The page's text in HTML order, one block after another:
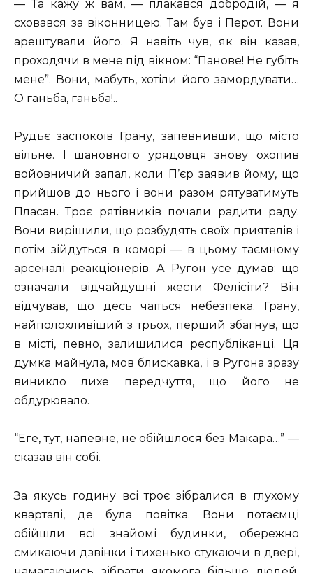
— Та кажу ж вам, — плакався добродій, — я
сховався за віконницею. Там був і Перот. Вони
арештували його. Я навіть чув, як він казав,
проходячи в мене під вікном: “Панове! Не губіть
мене”. Вони, мабуть, хотіли його замордувати…
О ганьба, ганьба!..
Рудьє заспокоїв Грану, запевнивши, що місто
вільне. І шановного урядовця знову охопив
войовничий запал, коли П’єр заявив йому, що
прийшов до нього і вони разом рятуватимуть
Пласан. Троє рятівників почали радити раду.
Вони вирішили, що розбудять своїх приятелів і
потім зійдуться в коморі — в цьому таємному
арсеналі реакціонерів. А Ругон усе думав: що
означали відчайдушні жести Фелісіти? Він
відчував, що десь чаїться небезпека. Грану,
найполохливіший з трьох, перший збагнув, що
в місті, певно, залишилися республіканці. Ця
думка майнула, мов блискавка, і в Ругона зразу
виникло лихе передчуття, що його не
обдурювало.
“Еге, тут, напевне, не обійшлося без Макара…” —
сказав він собі.
За якусь годину всі троє зібралися в глухому
кварталі, де була повітка. Вони потаємці
обійшли всі знайомі будинки, обережно
смикаючи дзвінки і тихенько стукаючи в двері,